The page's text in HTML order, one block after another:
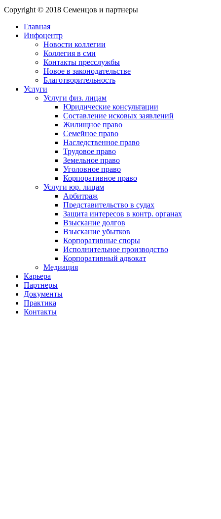
Copyright © 2018 Семенцов и партнеры
Главная
Инфоцентр
Новости коллегии
Коллегия в сми
Контакты пресслужбы
Новое в законодательстве
Благотворительность
Услуги
Услуги физ. лицам
Юридические консультации
Составление исковых заявлений
Жилищное право
Семейное право
Наследственное право
Трудовое право
Земельное право
Уголовное право
Корпоративное право
Услуги юр. лицам
Арбитраж
Представительство в судах
Защита интересов в контр. органах
Взыскание долгов
Взыскание убытков
Корпоративные споры
Исполнительное производство
Корпоративный адвокат
Медиация
Карьера
Партнеры
Документы
Практика
Контакты